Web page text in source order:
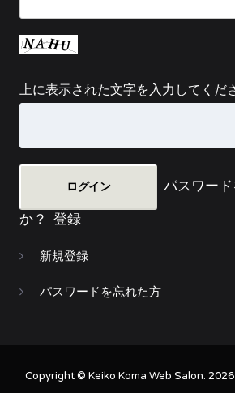
上に表示された文字を入力してくだ
パスワー
か？ 登録
新規登録
パスワードを忘れた方
Copyright © Keiko Koma Web Salon.